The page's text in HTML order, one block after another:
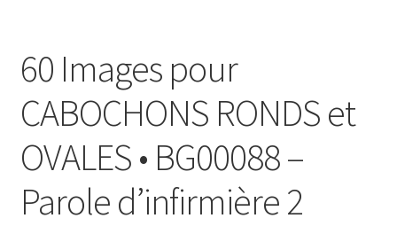
Politique de Confidentialité
Validation de la commande
60 Images pour
CABOCHONS RONDS et
OVALES • BG00088 –
Parole d’infirmière 2